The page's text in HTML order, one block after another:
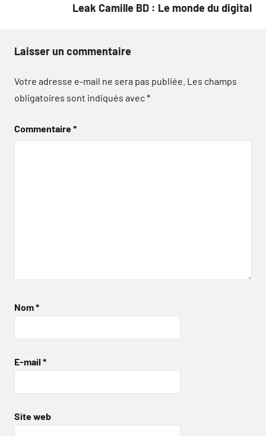
Leak Camille BD : Le monde du digital
Laisser un commentaire
Votre adresse e-mail ne sera pas publiée. Les champs
obligatoires sont indiqués avec*
Commentaire*
Nom*
E-mail *
Site web